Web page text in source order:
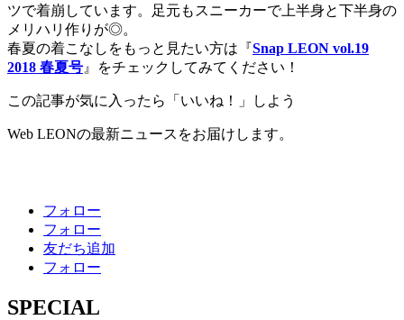
ツで着崩しています。足元もスニーカーで上半身と下半身の
メリハリ作りが◎。
春夏の着こなしをもっと見たい方は『Snap LEON vol.19
2018 春夏号 』をチェックしてみてください！
この記事が気に入ったら「いいね！」しよう
Web LEONの最新ニュースをお届けします。
フォロー
フォロー
友だち追加
フォロー
SPECIAL